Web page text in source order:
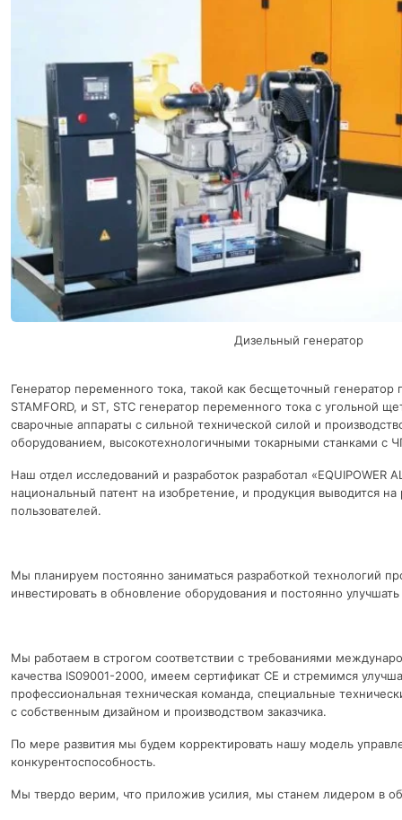
Дизельный генератор
Генератор переменного тока, такой как бесщеточный
STAMFORD, и ST, STC генератор переменного тока с угольной
сварочные аппараты с сильной технической силой и
оборудованием, высокотехнологичными токарными станками с
Наш отдел исследований и разработок разработал «EQUIPOWER
национальный патент на изобретение, и продукция выводится
пользователей.
Мы планируем постоянно заниматься разработкой технологий
инвестировать в обновление оборудования и постоянно
Мы работаем в строгом соответствии с требованиями
качества IS09001-2000, имеем сертификат CE и стремимся
профессиональная техническая команда, специальные
с собственным дизайном и производством заказчика.
По мере развития мы будем корректировать нашу модель
конкурентоспособность.
Мы твердо верим, что приложив усилия, мы станем лидером в